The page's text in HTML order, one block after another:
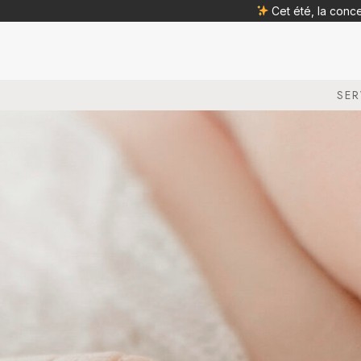
Cet été, la